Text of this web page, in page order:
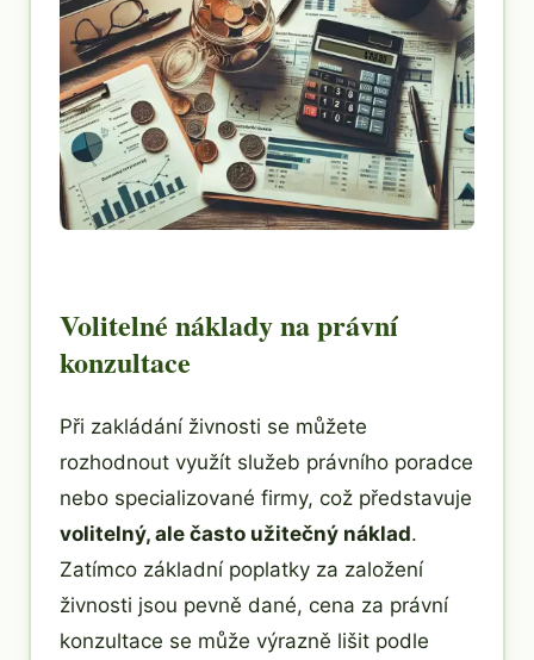
Volitelné náklady na právní
konzultace
Při zakládání živnosti se můžete
rozhodnout využít služeb právního poradce
nebo specializované firmy, což představuje
volitelný, ale často užitečný náklad.
Zatímco základní poplatky za založení
živnosti jsou pevně dané, cena za právní
konzultace se může výrazně lišit podle